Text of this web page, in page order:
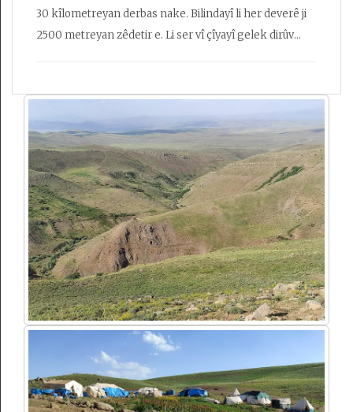
30 kîlometreyan derbas nake. Bilindayî li her deverê ji
2500 metreyan zêdetir e. Li ser vî çîyayî gelek dirûv